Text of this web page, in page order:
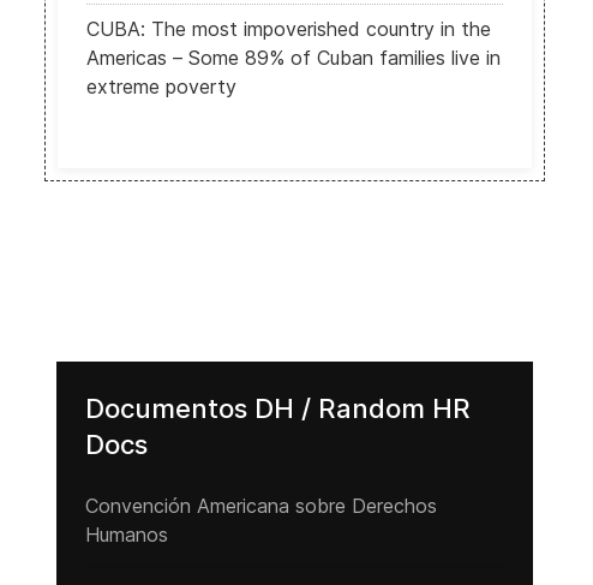
CUBA: The most impoverished country in the
Americas – Some 89% of Cuban families live in
extreme poverty
Documentos DH / Random HR
Docs
Convención Americana sobre Derechos
Humanos